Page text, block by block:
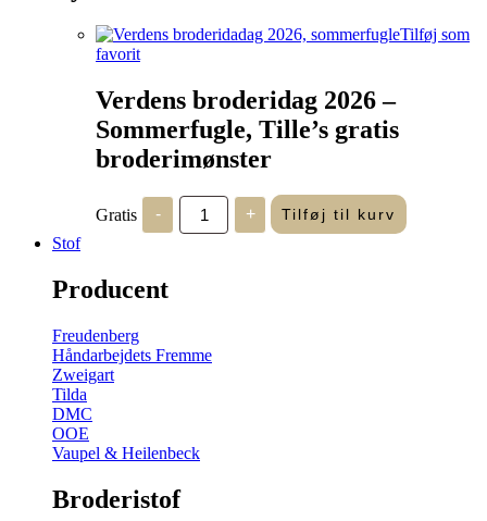
Tilføj som
favorit
Verdens broderidag 2026 –
Sommerfugle, Tille’s gratis
broderimønster
Gratis -
Verdens
broderidag
2026
+ Tilføj til kurv
Stof
Producent
Freudenberg
Håndarbejdets Fremme
Zweigart
Tilda
DMC
OOE
Vaupel & Heilenbeck
Broderistof